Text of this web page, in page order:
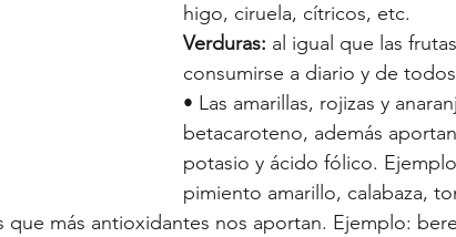
higo, ciruela, cítricos, etc.
Verduras: al igual que las
consumirse a diario y de
• Las amarillas, rojizas y
betacaroteno, además
potasio y ácido fólico.
pimiento amarillo, calabaza,
que más antioxidantes nos aportan. Ejemplo: